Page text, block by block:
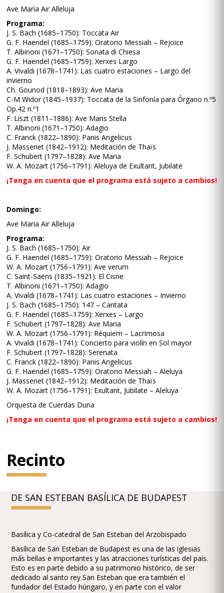
Ave Maria Air Alleluja
Programa:
J. S. Bach (1685–1750): Toccata Air
G. F. Haendel (1685–1759): Oratorio Messiah – Rejoice
T. Albinoni (1671–1750): Sonata di Chiesa
G. F. Haendel (1685–1759): Xerxes Largo
A. Vivaldi (1678–1741): Las cuatro estaciones – Largo del
invierno
Ch. Gounod (1818–1893): Ave Maria
C-M Widor (1845–1937): Toccata de la Sinfonía para Órgano n.º5
Op.42 n.º1
F. Liszt (1811–1886): Ave Maris Stella
T. Albinoni (1671–1750): Adagio
C. Franck (1822–1890): Panis Angelicus
J. Massenet (1842–1912): Meditación de Thaïs
F. Schubert (1797–1828): Ave Maria
W. A. Mozart (1756–1791): Aleluya de Exultant, Jubilate
¡Tenga en cuenta que el programa está sujeto a cambios!
Domingo:
Ave Maria Air Alleluja
Programa:
J. S. Bach (1685–1750): Air
G. F. Haendel (1685–1759): Oratorio Messiah – Rejoice
W. A. Mozart (1756–1791): Ave verum
C. Saint-Saëns (1835–1921): El Cisne
T. Albinoni (1671–1750): Adagio
A. Vivaldi (1678–1741): Las cuatro estaciones – Invierno
J. S. Bach (1685–1750): 147 – Cantata
G. F. Haendel (1685–1759): Xerxes – Largo
F. Schubert (1797–1828): Ave Maria
W. A. Mozart (1756–1791): Réquiem – Lacrimosa
A. Vivaldi (1678–1741): Concierto para violín en Sol mayor
F. Schubert (1797–1828): Serenata
C. Franck (1822–1890): Panis Angelicus
G. F. Haendel (1685–1759): Oratorio Messiah – Aleluya
J. Massenet (1842–1912): Meditación de Thaïs
W. A. Mozart (1756–1791): Exultant, Jubilate – Aleluya
Orquesta de Cuerdas Duna
¡Tenga en cuenta que el programa está sujeto a cambios!
Recinto
DE SAN ESTEBAN BASÍLICA DE BUDAPEST
Basílica y Co-catedral de San Esteban del Arzobispado
Basílica de San Esteban de Budapest es una de las iglesias
más bellas e importantes y las atracciones turísticas del país.
Esto es en parte debido a su patrimonio histórico, de ser
dedicado al santo rey San Esteban que era también el
fundador del Estado húngaro, y en parte con el valor